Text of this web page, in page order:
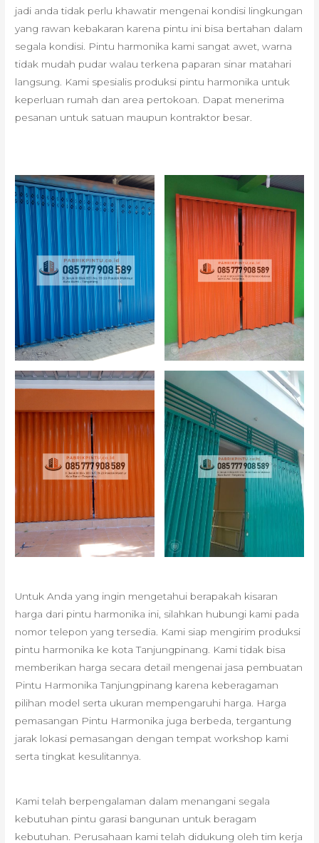
jadi anda tidak perlu khawatir mengenai kondisi lingkungan
yang rawan kebakaran karena pintu ini bisa bertahan dalam
segala kondisi. Pintu harmonika kami sangat awet, warna
tidak mudah pudar walau terkena paparan sinar matahari
langsung. Kami spesialis produksi pintu harmonika untuk
keperluan rumah dan area pertokoan. Dapat menerima
pesanan untuk satuan maupun kontraktor besar.
Untuk Anda yang ingin mengetahui berapakah kisaran
harga dari pintu harmonika ini, silahkan hubungi kami pada
nomor telepon yang tersedia. Kami siap mengirim produksi
pintu harmonika ke kota Tanjungpinang. Kami tidak bisa
memberikan harga secara detail mengenai jasa pembuatan
Pintu Harmonika Tanjungpinang karena keberagaman
pilihan model serta ukuran mempengaruhi harga. Harga
pemasangan Pintu Harmonika juga berbeda, tergantung
jarak lokasi pemasangan dengan tempat workshop kami
serta tingkat kesulitannya.
Kami telah berpengalaman dalam menangani segala
kebutuhan pintu garasi bangunan untuk beragam
kebutuhan. Perusahaan kami telah didukung oleh tim kerja